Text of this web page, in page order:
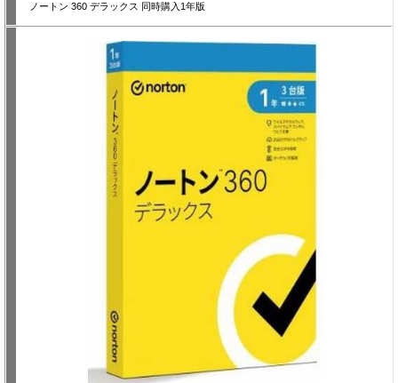
ノートン 360 デラックス 同時購入1年版